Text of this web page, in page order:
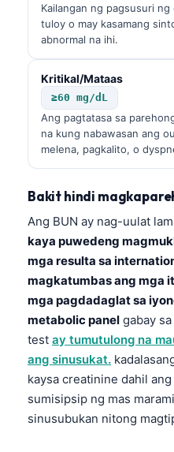
Kailangan ng pagsusuri
tuloy o may kasamang
abnormal na ihi.
Kritikal/Mataas
≥60 mg/dL
Ang pagtatasa sa
na kung nabawasan ang
melena, pagkalito, o
Bakit hindi
Ang BUN ay nag-uulat
kaya puwedeng
mga resulta sa
magkatumbas ang mga
mga pagdadaglat sa
metabolic panel gabay
test ay tumutulong na
ang sinusukat.
kaysa creatinine dahil
sumisipsip ng mas
sinusubukan nitong